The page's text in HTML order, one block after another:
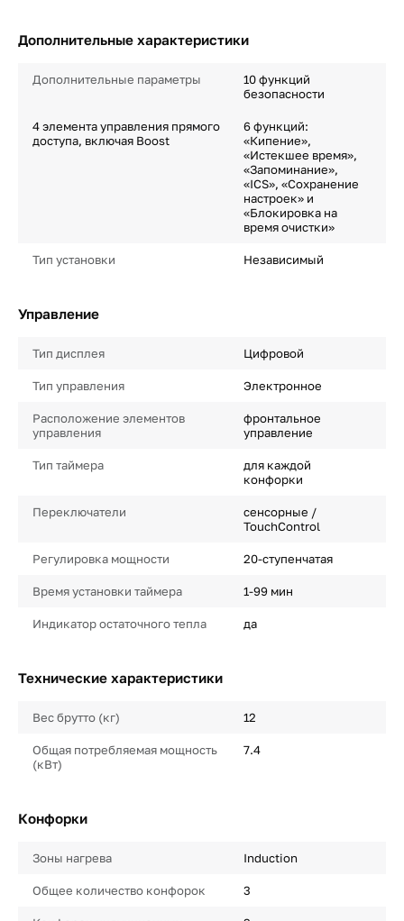
Дополнительные характеристики
Дополнительные параметры
10 функций
безопасности
4 элемента управления прямого
доступа, включая Boost
6 функций:
«Кипение»,
«Истекшее время»,
«Запоминание»,
«ICS», «Сохранение
настроек» и
«Блокировка на
время очистки»
Тип установки Независимый
Управление
Тип дисплея Цифровой
Тип управления Электронное
Расположение элементов
управления
фронтальное
управление
Тип таймера
для каждой
конфорки
Переключатели
сенсорные /
TouchControl
Регулировка мощности 20-ступенчатая
Время установки таймера 1-99 мин
Индикатор остаточного тепла да
Технические характеристики
Вес брутто (кг) 12
Общая потребляемая мощность
(кВт)
7.4
Конфорки
Зоны нагрева Induction
Общее количество конфорок 3